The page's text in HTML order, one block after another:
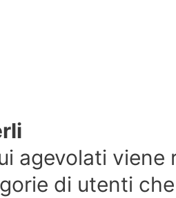
agevolati
di utenti